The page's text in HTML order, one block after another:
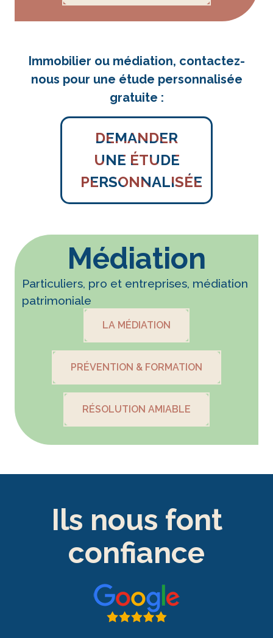
Immobilier ou médiation, contactez-
nous pour une étude personnalisée
gratuite :
DEMANDER
UNE ÉTUDE
PERSONNALISÉE
Médiation
Particuliers, pro et entreprises, médiation
patrimoniale
LA MÉDIATION
PRÉVENTION & FORMATION
RÉSOLUTION AMIABLE
Ils nous font
confiance